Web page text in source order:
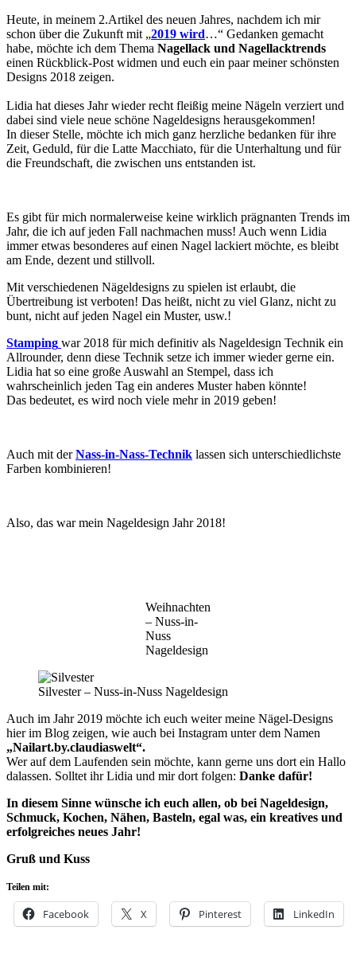
Heute, in meinem 2.Artikel des neuen Jahres, nachdem ich mir
schon über die Zukunft mit „2019 wird…“ Gedanken gemacht
habe, möchte ich dem Thema Nagellack und Nagellacktrends
einen Rückblick-Post widmen und euch ein paar meiner schönsten
Designs 2018 zeigen.
Lidia hat dieses Jahr wieder recht fleißig meine Nägeln verziert und
dabei sind viele neue schöne Nageldesigns herausgekommen!
In dieser Stelle, möchte ich mich ganz herzliche bedanken für ihre
Zeit, Geduld, für die Latte Macchiato, für die Unterhaltung und für
die Freundschaft, die zwischen uns entstanden ist.
Es gibt für mich normalerweise keine wirklich prägnanten Trends im
Jahr, die ich auf jeden Fall nachmachen muss! Auch wenn Lidia
immer etwas besonderes auf einen Nagel lackiert möchte, es bleibt
am Ende, dezent und stillvoll.
Mit verschiedenen Nägeldesigns zu spielen ist erlaubt, die
Übertreibung ist verboten! Das heißt, nicht zu viel Glanz, nicht zu
bunt, nicht auf jeden Nagel ein Muster, usw.!
Stamping war 2018 für mich definitiv als Nageldesign Technik ein
Allrounder, denn diese Technik setze ich immer wieder gerne ein.
Lidia hat so eine große Auswahl an Stempel, dass ich
wahrscheinlich jeden Tag ein anderes Muster haben könnte!
Das bedeutet, es wird noch viele mehr in 2019 geben!
Auch mit derNass-in-Nass-Technik lassen sich unterschiedlichste
Farben kombinieren!
Also, das war mein Nageldesign Jahr 2018!
Weihnachten
– Nuss-in-
Nuss
Nageldesign
Silvester – Nuss-in-Nuss Nageldesign
Auch im Jahr 2019 möchte ich euch weiter meine Nägel-Designs
hier im Blog zeigen, wie auch bei Instagram unter dem Namen
„Nailart.by.claudiaswelt“.
Wer auf dem Laufenden sein möchte, kann gerne uns dort ein Hallo
dalassen. Solltet ihr Lidia und mir dort folgen: Danke dafür!
In diesem Sinne wünsche ich euch allen, ob bei Nageldesign,
Schmuck, Kochen, Nähen, Basteln, egal was, ein kreatives und
erfolgreiches neues Jahr!
Gruß und Kuss
Teilen mit:
Facebook X Pinterest LinkedIn